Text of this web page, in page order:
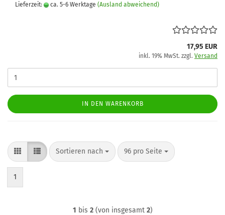
Lieferzeit: ca. 5-6 Werktage (Ausland abweichend)
17,95 EUR
inkl. 19% MwSt. zzgl. Versand
IN DEN WARENKORB
Sortieren nach
Sortieren nach 96 pro Seite
pro Seite
1
1 bis 2(von insgesamt 2)